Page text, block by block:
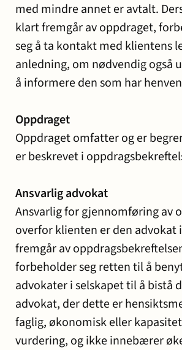
med mindre annet er avtalt.
klart fremgår av oppdraget,
seg å ta kontakt med klientens
anledning, om nødvendig også
å informere den som har
Oppdraget
Oppdraget omfatter og er
er beskrevet i
Ansvarlig advokat
Ansvarlig for gjennomføring av
overfor klienten er den advokat i
fremgår av
forbeholder seg retten til å
advokater i selskapet til å bistå
advokat, der dette er
faglig, økonomisk eller
vurdering, og ikke innebærer
Offentlige
anskaffelser
Selskapsrett
Skatt
og
avgift
Strafferett
Transaksjoner